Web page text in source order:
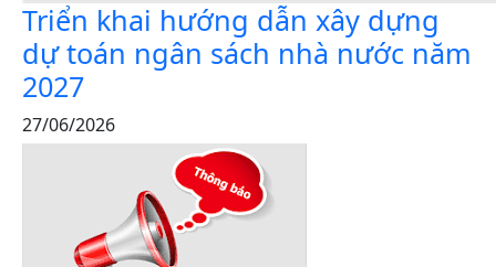
Triển khai hướng dẫn xây dựng
dự toán ngân sách nhà nước năm
2027
27/06/2026